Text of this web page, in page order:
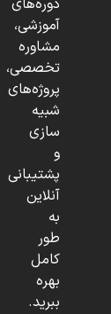
دوره‌های
آموزشی،
مشاوره
تخصصی،
پروژه‌های
شبیه
سازی
و
پشتیبانی
آنلاین
به
طور
کامل
بهره
ببرید.